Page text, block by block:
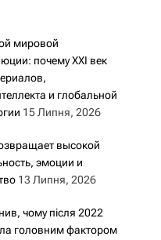
мировой
почему XXI век
и глобальной
15 Липня, 2026
высокой
эмоции и
13 Липня, 2026
чому після 2022
головним фактором